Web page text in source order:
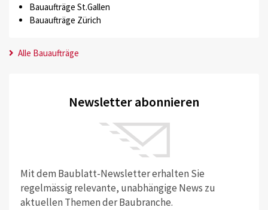
Bauaufträge St.Gallen
Bauaufträge Zürich
Alle Bauaufträge
Newsletter abonnieren
Mit dem Baublatt-Newsletter erhalten Sie
regelmässig relevante, unabhängige News zu
aktuellen Themen der Baubranche.